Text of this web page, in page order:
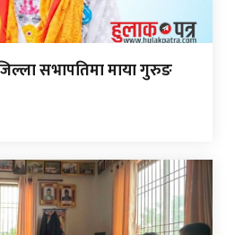
सभापतिमा माया गुरुङ